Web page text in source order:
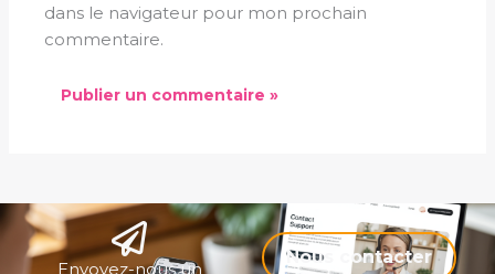
dans le navigateur pour mon prochain
commentaire.
Envoyez-nous un
Nous contacter